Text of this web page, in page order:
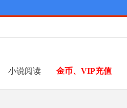
小说阅读 金币、VIP充值